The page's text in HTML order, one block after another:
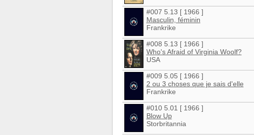
#007 5.13 [ 1966 ]
Masculin, féminin
Frankrike
#008 5.13 [ 1966 ]
Who's Afraid of Virginia Woolf?
USA
#009 5.05 [ 1966 ]
2 ou 3 choses que je sais d'elle
Frankrike
#010 5.01 [ 1966 ]
Blow Up
Storbritannia